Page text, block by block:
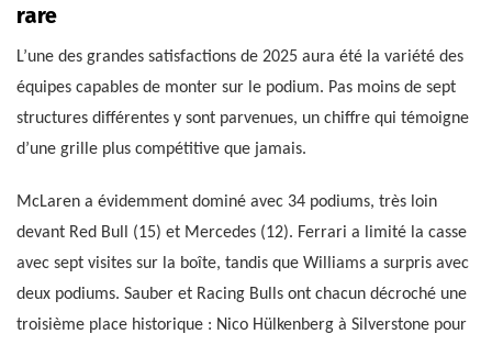
rare
L’une des grandes satisfactions de 2025 aura été la variété des
équipes capables de monter sur le podium. Pas moins de sept
structures différentes y sont parvenues, un chiffre qui témoigne
d’une grille plus compétitive que jamais.
McLaren a évidemment dominé avec 34 podiums, très loin
devant Red Bull (15) et Mercedes (12). Ferrari a limité la casse
avec sept visites sur la boîte, tandis que Williams a surpris avec
deux podiums. Sauber et Racing Bulls ont chacun décroché une
troisième place historique : Nico Hülkenberg à Silverstone pour